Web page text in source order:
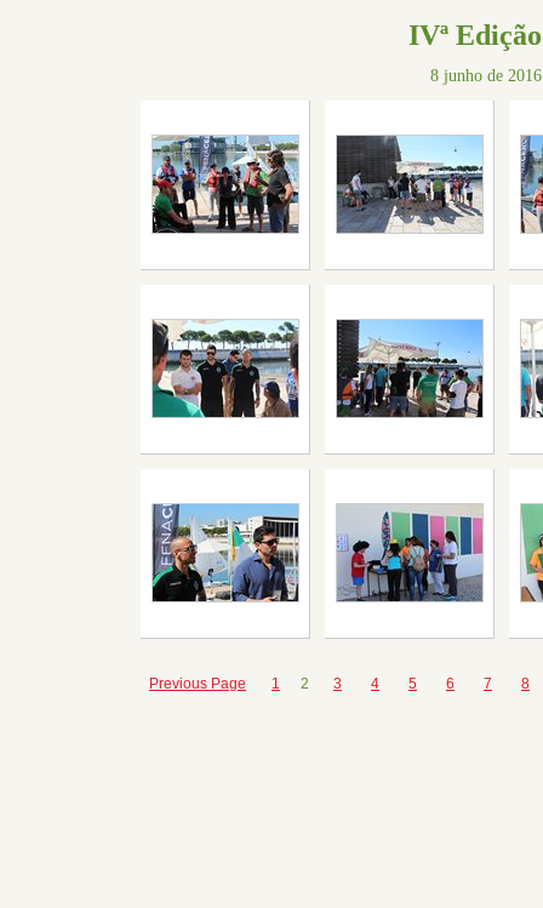
IVª
8 junho de
Previous Page 1 2 3 4 5 6 7 8